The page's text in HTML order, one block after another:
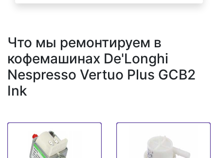
Что мы ремонтируем в
кофемашинах De'Longhi
Nespresso Vertuo Plus GCB2
Ink